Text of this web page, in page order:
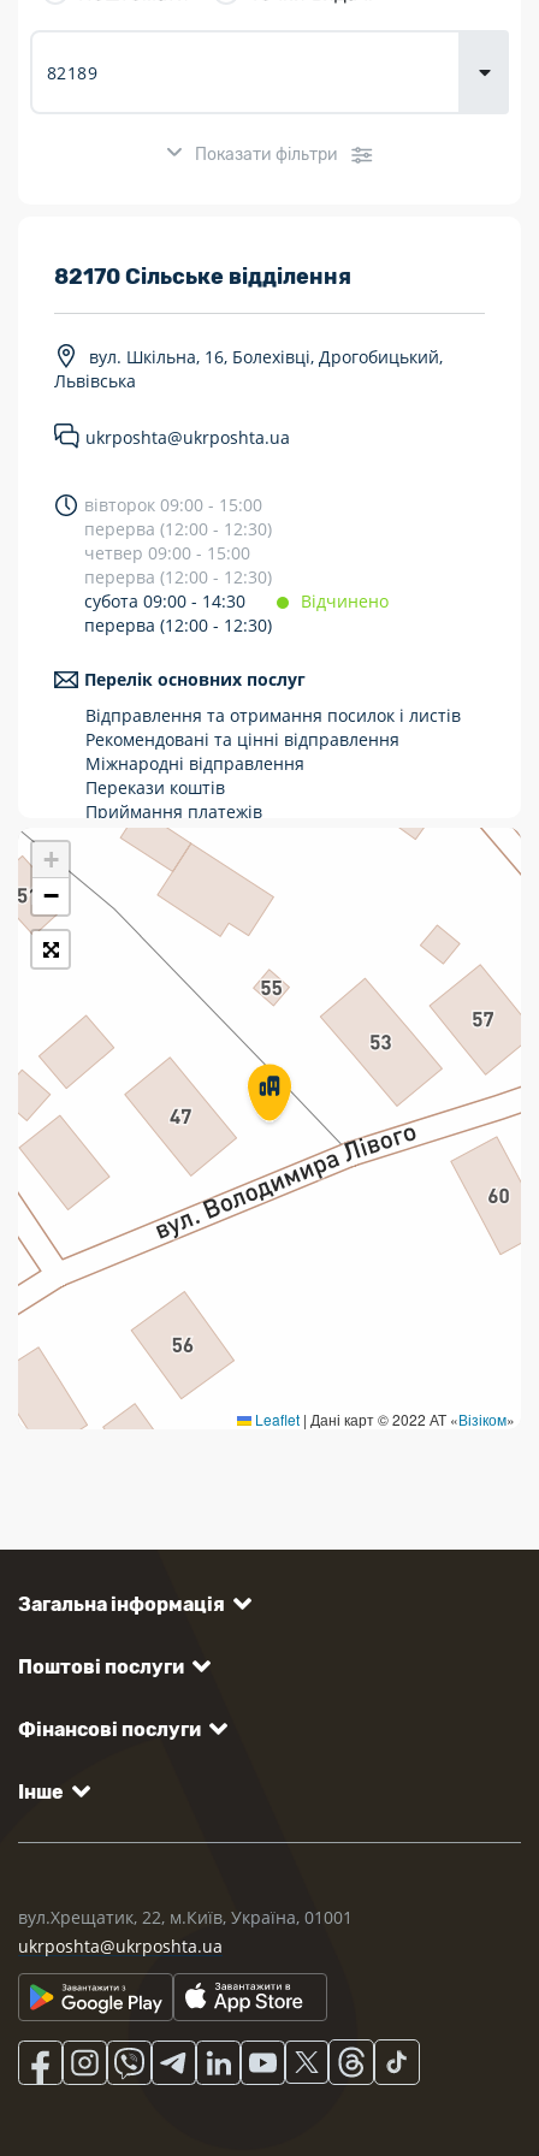
Показати фільтри
Розклад роботи:
Працюють після 19:00
Укрпошта Експрес/тариф «Пріоритетний»
Укрпошта Стандарт/тариф «Базовий»
Доставка за межі України
Прийом вантажів
Фінансові послуги:
Термінові перекази
Перекази
Комунальні та інші платежі
82170 Сільське відділення
вул. Шкільна, 16, Болехівці, Дрогобицький,
Львівська
ukrposhta@ukrposhta.ua
вівторок 09:00 - 15:00
перерва (12:00 - 12:30)
четвер 09:00 - 15:00
перерва (12:00 - 12:30)
субота 09:00 - 14:30
Відчинено
перерва (12:00 - 12:30)
Перелік основних послуг
Відправлення та отримання посилок і листів
Рекомендовані та цінні відправлення
Міжнародні відправлення
Перекази коштів
Приймання платежів
Поповнення мобільного рахунку
Оформлення передплати на газети та
журнали
Послуги страхування
Операції з карткою: поповнення/зняття
Виплата пенсій та соціальних допомог
Продаж товарів
Продаж марок та паковання
+
−
Leaflet | Дані карт © 2022 АТ «Візіком»
Загальна інформація
Поштові послуги
Фінансові послуги
Інше
вул.Хрещатик, 22, м.Київ, Україна, 01001
ukrposhta@ukrposhta.ua